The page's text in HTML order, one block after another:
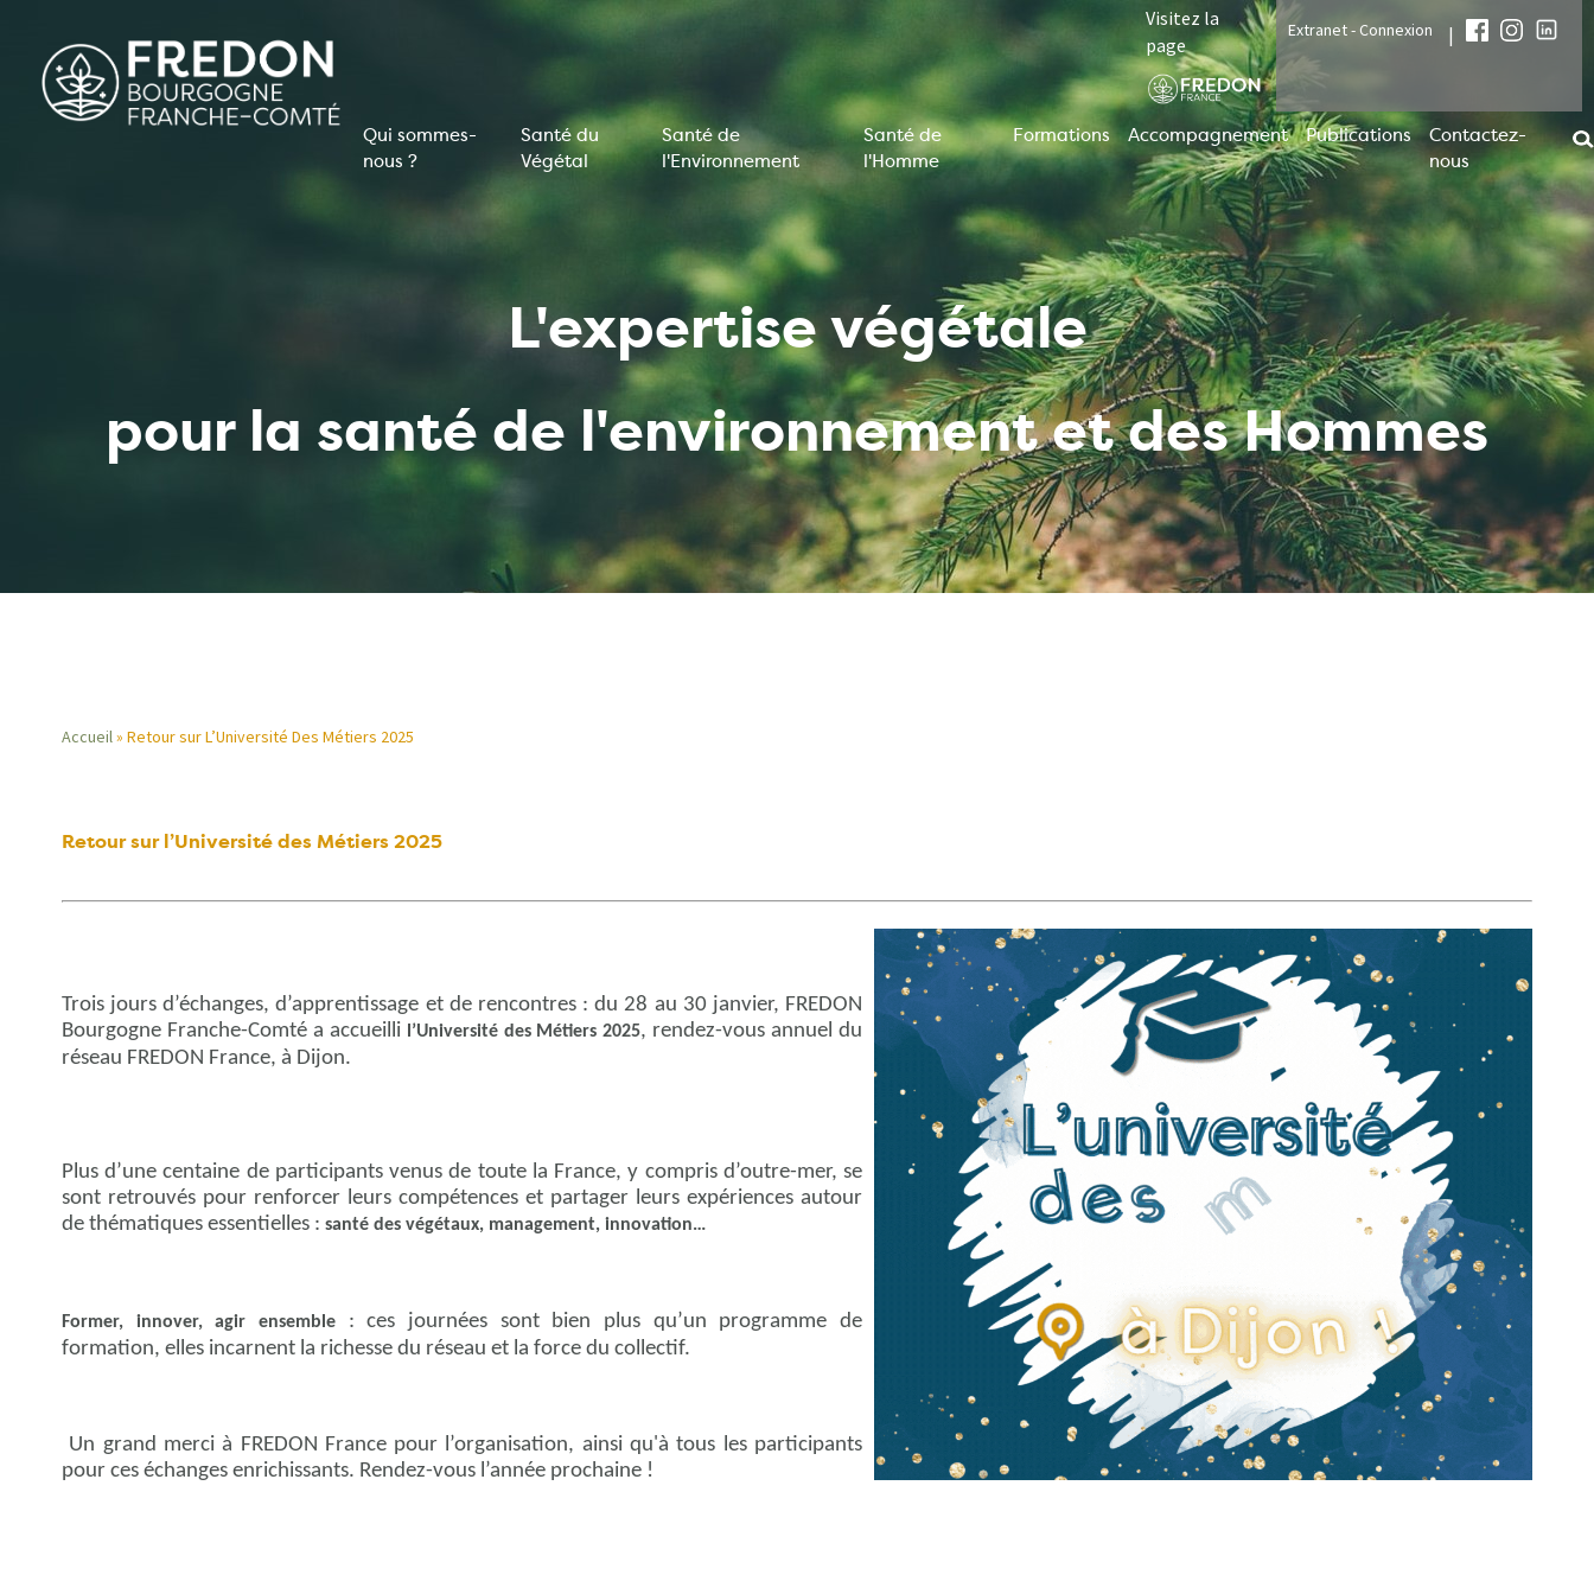
contenu
principal
Visitez la
page
Extranet - Connexion |
Navigation
principale
Qui sommes-
nous ?
Santé du
Végétal
Santé de
l'Environnement
Santé de
l'Homme
Formations Accompagnement Publications
Contactez-
nous
L'expertise végétale
pour la santé de l'environnement et des Hommes
d'Ariane
Accueil Retour sur L’Université Des Métiers 2025
Retour sur l’Université des Métiers 2025
Trois jours d’échanges, d’apprentissage et de rencontres : du 28 au 30 janvier, FREDON
Bourgogne Franche-Comté a accueilli l’Université des Métiers 2025, rendez-vous annuel du
réseau FREDON France, à Dijon.
Plus d’une centaine de participants venus de toute la France, y compris d’outre-mer, se
sont retrouvés pour renforcer leurs compétences et partager leurs expériences autour
de thématiques essentielles : santé des végétaux, management, innovation…
Former, innover, agir ensemble : ces journées sont bien plus qu’un programme de
formation, elles incarnent la richesse du réseau et la force du collectif.
Un grand merci à FREDON France pour l’organisation, ainsi qu'à tous les participants
pour ces échanges enrichissants. Rendez-vous l’année prochaine !